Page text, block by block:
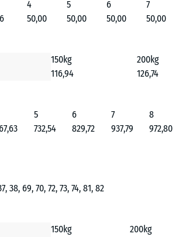
4 5 6 7
50,00 50,00 50,00 50,00
150kg 200kg
116,94 126,74
5 6 7 8
732,54 829,72 937,79 972,80
38, 69, 70, 72, 73, 74, 81, 82
150kg 200kg